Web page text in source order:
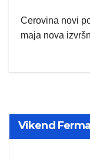
Cerovina novi
maja nova
Vikend